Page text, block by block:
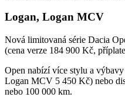
Logan, Logan MCV
Nová limitovaná série Dacia
(cena verze 184 900 Kč,
Open nabízí více stylu a
Logan MCV 5 450 Kč) nebo
nebo 100 000 km.